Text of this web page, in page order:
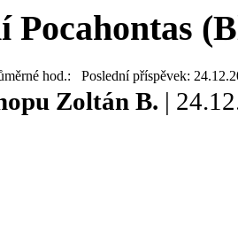
Pocahontas
hod.: Poslední příspěvek:
Zoltán B. |